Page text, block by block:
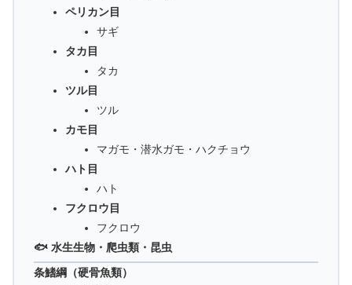
ペリカン目
サギ
タカ目
タカ
ツル目
ツル
カモ目
マガモ・潜水ガモ・ハクチョウ
ハト目
ハト
フクロウ目
フクロウ
🐟 水生生物・爬虫類・昆虫
条鰭綱（硬骨魚類）